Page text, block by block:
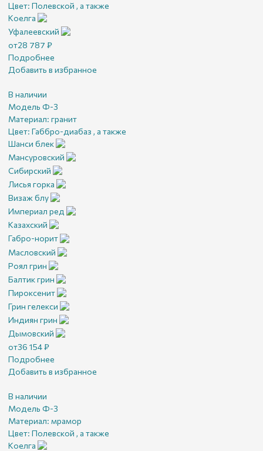
Цвет: Полевской , а также
Коелга
Уфалеевский
от28 787 ₽
Подробнее
Добавить в избранное
В наличии
Модель Ф-3
Материал: гранит
Цвет: Габбро-диабаз , а также
Шанси блек
Мансуровский
Сибирский
Лисья горка
Визаж блу
Империал ред
Казахский
Габро-норит
Масловский
Роял грин
Балтик грин
Пироксенит
Грин гелекси
Индиян грин
Дымовский
от36 154₽
Подробнее
Добавить в избранное
В наличии
Модель Ф-3
Материал: мрамор
Цвет: Полевской , а также
Коелга